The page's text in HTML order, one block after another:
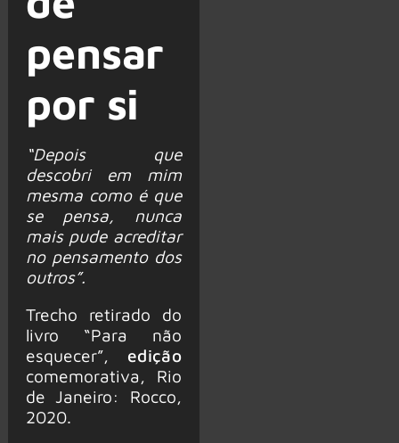
pensar
por si
“Depois que
descobri em mim
mesma como é que
se pensa, nunca
mais pude acreditar
no pensamento dos
outros”.
Trecho retirado do
livro “Para não
esquecer”, edição
comemorativa, Rio
de Janeiro: Rocco,
2020.